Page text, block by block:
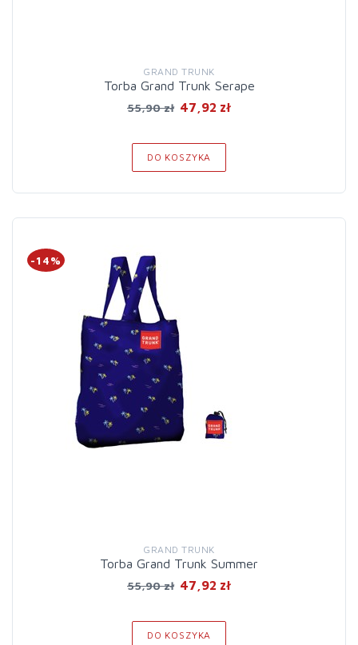
GRAND TRUNK
Torba Grand Trunk Serape
55,90 zł 47,92 zł
DO KOSZYKA
-14%
GRAND TRUNK
Torba Grand Trunk Summer
55,90 zł 47,92 zł
DO KOSZYKA